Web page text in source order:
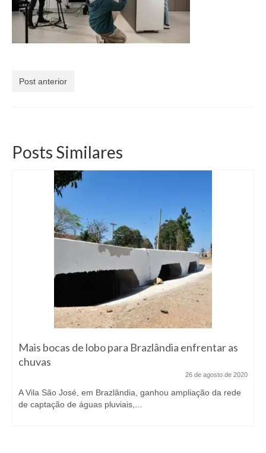
Currículo
Post anterior
Posts Similares
Mais bocas de lobo para Brazlândia enfrentar as
chuvas
26 de agosto de 2020
A Vila São José, em Brazlândia, ganhou ampliação da rede
de captação de águas pluviais,...